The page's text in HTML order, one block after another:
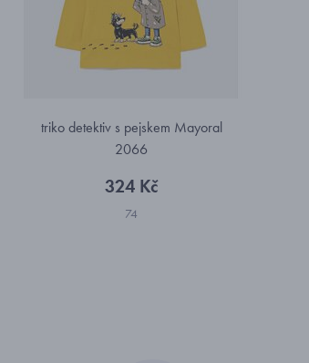
triko detektiv s pejskem Mayoral
2066
324 Kč
74